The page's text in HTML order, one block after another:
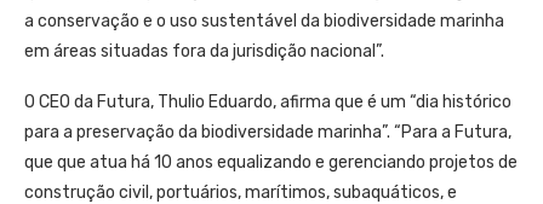
a conservação e o uso sustentável da biodiversidade marinha
em áreas situadas fora da jurisdição nacional”.
O CEO da Futura, Thulio Eduardo, afirma que é um “dia histórico
para a preservação da biodiversidade marinha”. “Para a Futura,
que que atua há 10 anos equalizando e gerenciando projetos de
construção civil, portuários, marítimos, subaquáticos, e